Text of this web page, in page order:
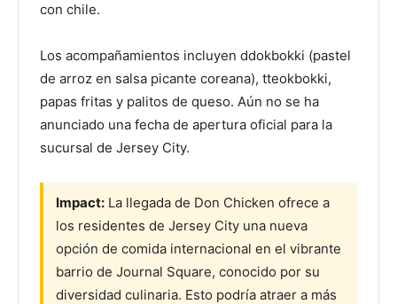
con chile.
Los acompañamientos incluyen ddokbokki (pastel
de arroz en salsa picante coreana), tteokbokki,
papas fritas y palitos de queso. Aún no se ha
anunciado una fecha de apertura oficial para la
sucursal de Jersey City.
Impact: La llegada de Don Chicken ofrece a
los residentes de Jersey City una nueva
opción de comida internacional en el vibrante
barrio de Journal Square, conocido por su
diversidad culinaria. Esto podría atraer a más